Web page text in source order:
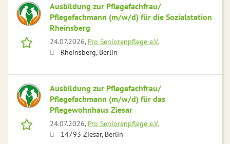
Ausbildung zur Pflegefachfrau/
Pflegefachmann (m/w/d) für die Sozialstation
Rheinsberg
24.07.2026, Pro Seniorenpflege e.V.
Rheinsberg, Berlin
Ausbildung zur Pflegefachfrau/
Pflegefachmann (m/w/d) für das
Pflegewohnhaus Ziesar
24.07.2026, Pro Seniorenpflege e.V.
14793 Ziesar, Berlin